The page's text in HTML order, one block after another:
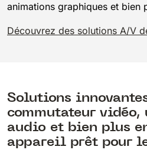
animations graphiques et bien
Découvrez des solutions A/V
Solutions
commutateur vidéo,
audio et bien plus
appareil prêt pour